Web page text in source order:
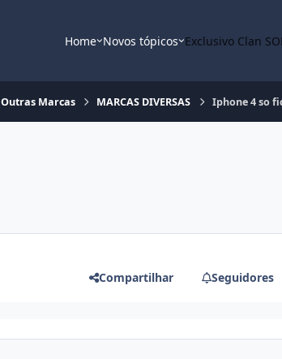
Home Novos tópicos Exclusivo Clan
Outras Marcas MARCAS DIVERSAS Iphone 4 so
Compartilhar Seguidores